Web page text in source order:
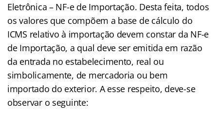
Eletrônica – NF-e de Importação. Desta feita, todos
os valores que compõem a base de cálculo do
ICMS relativo à importação devem constar da NF-e
de Importação, a qual deve ser emitida em razão
da entrada no estabelecimento, real ou
simbolicamente, de mercadoria ou bem
importado do exterior. A esse respeito, deve-se
observar o seguinte: